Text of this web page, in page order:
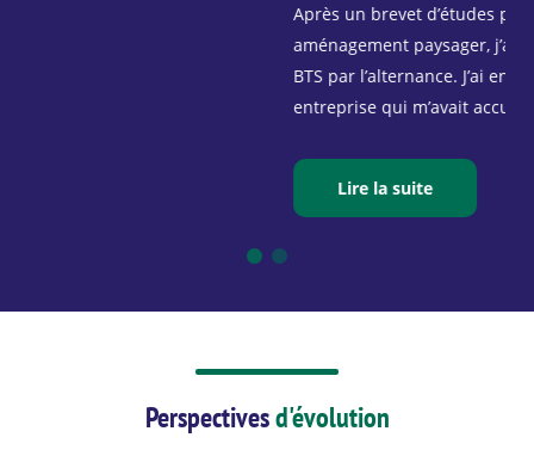
Après un brevet d’études professionnelles en
aménagement paysager, j’ai poursuivi en Bac Pro puis en
BTS par l’alternance. J’ai ensuite été embauché par une
entreprise qui m’avait accueilli en formation. […]
Perspectivesd'évolution